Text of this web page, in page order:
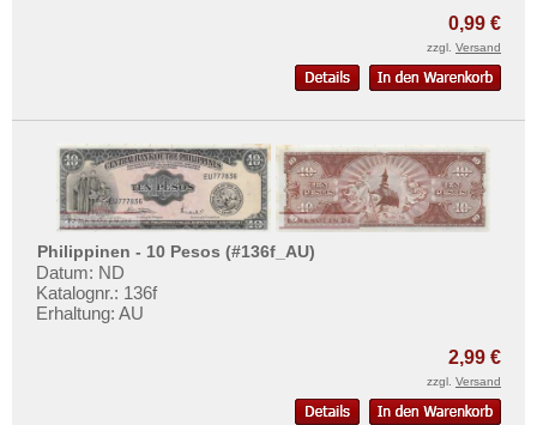
0,99 €
zzgl. Versand
Philippinen - 10 Pesos (#136f_AU)
Datum: ND
Katalognr.: 136f
Erhaltung: AU
2,99 €
zzgl. Versand